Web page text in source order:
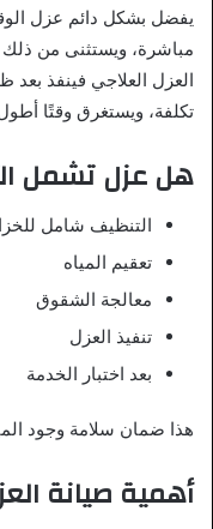
يفضل بشكل دائم عزل
مباشرة، ويستثنى من ذلك
العزل العلاجي فينفذ بعد
تكلفة، ويستغرق وقتًا
هل عزل تشمل
التنظيف شامل
تعقيم المياه
معالجة الشقوق
تنفيذ العزل
بعد اختبار الخدمة
هذا ضمان سلامة وجود
أهمية صيانة